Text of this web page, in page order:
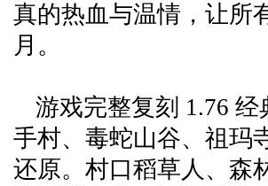
真的热血与温情，让所
月。
游戏完整复刻 1.76 经
手村、毒蛇山谷、祖玛
还原。村口稻草人、森